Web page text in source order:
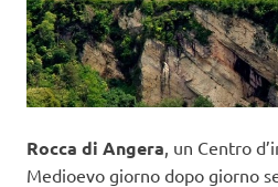
Rocca di Angera , un Centro
Medioevo giorno dopo giorno